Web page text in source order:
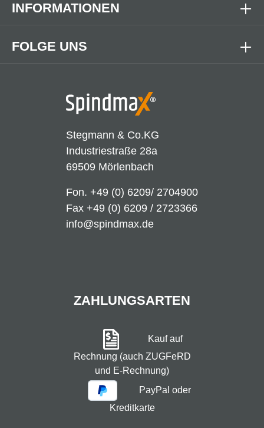
Stegmann & Co.KG
Industriestraße 28a
69509 Mörlenbach
Fon. +49 (0) 6209/ 2704900
Fax +49 (0) 6209 / 2723366
info@spindmax.de
FOLGE UNS
INFORMATIONEN
ZAHLUNGSARTEN
Kauf auf
Rechnung (auch ZUGFeRD
und E-Rechnung)
PayPal oder
Kreditkarte